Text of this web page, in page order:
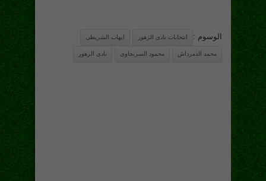
الوسوم : انتخابات نادى الزهور ايهاب الشريطى
محمد الدمرداش محمود السرنجاوى نادى الزهور